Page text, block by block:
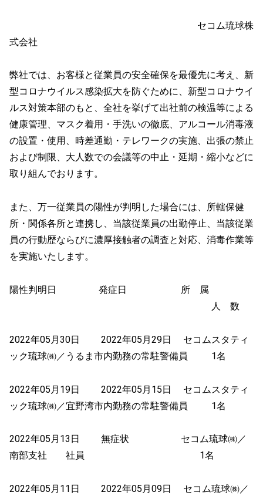
セコム琉球株
式会社
弊社では、お客様と従業員の安全確保を最優先に考え、新
型コロナウイルス感染拡大を防ぐために、新型コロナウイ
ルス対策本部のもと、全社を挙げて出社前の検温等による
健康管理、マスク着用・手洗いの徹底、アルコール消毒液
の設置・使用、時差通勤・テレワークの実施、出張の禁止
および制限、大人数での会議等の中止・延期・縮小などに
取り組んでおります。
また、万一従業員の陽性が判明した場合には、所轄保健
所・関係各所と連携し、当該従業員の出勤停止、当該従業
員の行動歴ならびに濃厚接触者の調査と対応、消毒作業等
を実施いたします。
陽性判明日 発症日 所 属
人 数
2022年05月30日 2022年05月29日 セコムスタティ
ック琉球㈱／うるま市内勤務の常駐警備員 1名
2022年05月19日 2022年05月15日 セコムスタティ
ック琉球㈱／宜野湾市内勤務の常駐警備員 1名
2022年05月13日 無症状 セコム琉球㈱／
南部支社 社員 1名
2022年05月11日 2022年05月09日 セコム琉球㈱／